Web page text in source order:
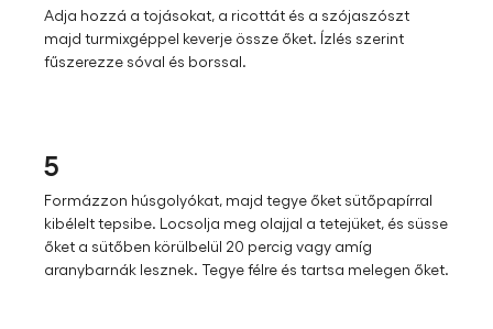
Adja hozzá a tojásokat, a ricottát és a szójaszószt
majd turmixgéppel keverje össze őket. Ízlés szerint
fűszerezze sóval és borssal.
5
Formázzon húsgolyókat, majd tegye őket sütőpapírral
kibélelt tepsibe. Locsolja meg olajjal a tetejüket, és süsse
őket a sütőben körülbelül 20 percig vagy amíg
aranybarnák lesznek. Tegye félre és tartsa melegen őket.​